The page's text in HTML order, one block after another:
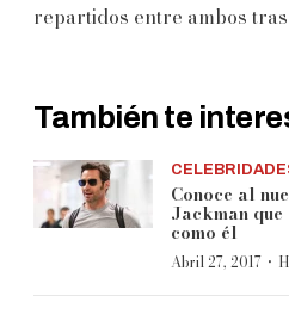
repartidos entre ambos
También te
Conoce al
Jackman
como él
Abril 27, 2017 ·